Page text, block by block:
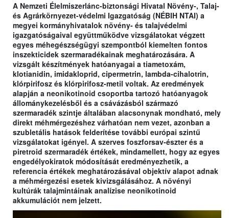
A Nemzeti Élelmiszerlánc-biztonsági Hivatal Növény-, Talaj-
és Agrárkörnyezet-védelmi Igazgatóság (NÉBIH NTAI) a
megyei kormányhivatalok növény- és talajvédelmi
igazgatóságaival együttműködve vizsgálatokat végzett
egyes méhegészségügyi szempontból kiemelten fontos
inszekticidek szermaradékainak meghatározására. A
vizsgált készítmények hatóanyagai a tiametoxám,
klotianidin, imidakloprid, cipermetrin, lambda-cihalotrin,
klórpirifosz és klórpirifosz-metil voltak. Az eredmények
alapján a neonikotinoid csoportba tartozó hatóanyagok
állománykezelésből és a csávázásból származó
szermaradék szintje általában alacsonynak mondható, mely
direkt méhmérgezéshez várhatóan nem vezet, azonban a
szubletális hatások felderítése további európai szintű
vizsgálatokat igényel. A szerves foszforsav-észter és a
piretroid szermaradék értékek, mindamellett, hogy az egyes
engedélyokiratok módosítását eredményezhetik, a
referencia értékek meghatározásával objektív alapot adnak
a méhmérgezési esetek kivizsgálásához. A növényi
kultúrák talajmintáinak analízise neonikotinoid
akkumulációt nem jelzett.